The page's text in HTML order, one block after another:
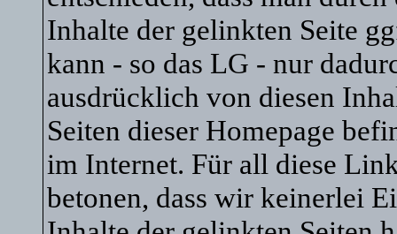
Inhalte der gelinkten Seite
kann - so das LG - nur
ausdrücklich von diesen
Seiten dieser Homepage
im Internet. Für all diese
betonen, dass wir keinerlei